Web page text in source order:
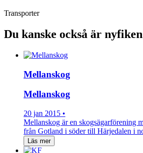
Transporter
Du kanske också är
Mellanskog
Mellanskog
20 jan 2015 •
Mellanskog är en skogsägarförening
från Gotland i söder till Härjedalen i
Läs mer